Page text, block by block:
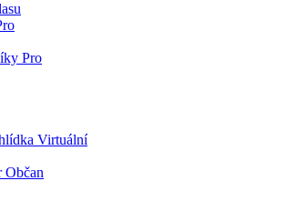
Pro
Virtuální
Občan